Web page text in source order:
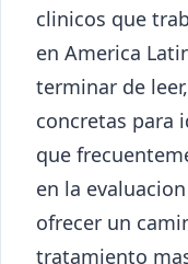
clinicos que
en America
terminar de
concretas para
que
en la
ofrecer un
tratamiento